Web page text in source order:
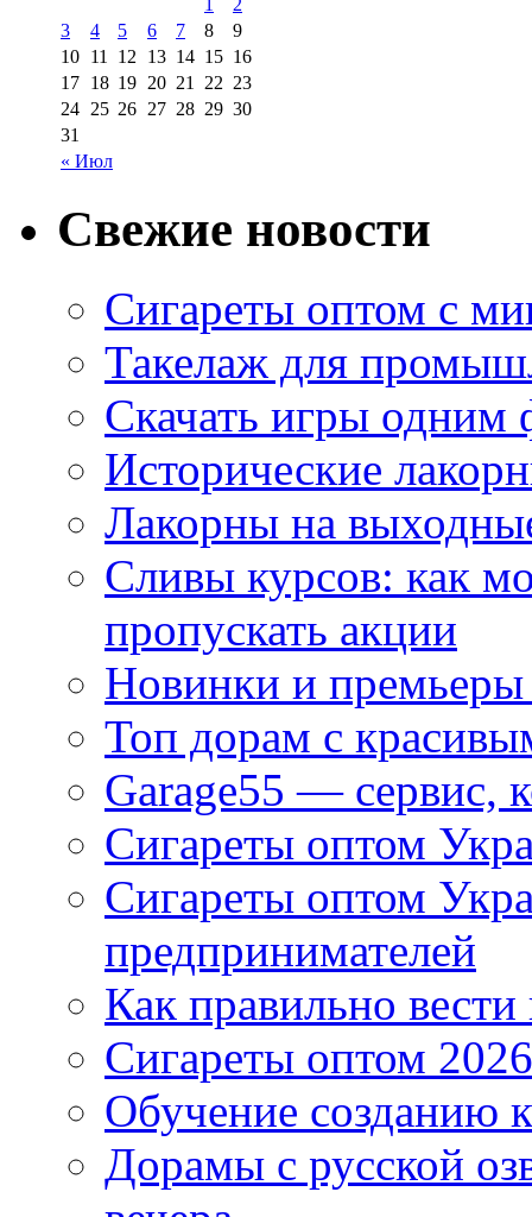
« Июл
1
2
3
4 5 6 7 8
9
10 11 12 13 14 15 16
17 18 19 20 21 22 23
24 25 26 27 28 29 30
31
Свежие новости
Сигареты оптом с
Такелаж для
Скачать игры одним
Исторические
Лакорны на
Сливы курсов: как
пропускать акции
Новинки и
Топ дорам с
Garage55 — сервис,
Сигареты оптом
Сигареты оптом
предпринимателей
Как правильно
Сигареты оптом
Обучение созданию
Дорамы с русской